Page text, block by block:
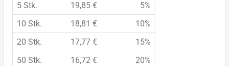
5 Stk.
19,85 €
5%
10 Stk.
18,81 €
10%
20 Stk.
17,77 €
15%
50 Stk.
16,72 € 20%